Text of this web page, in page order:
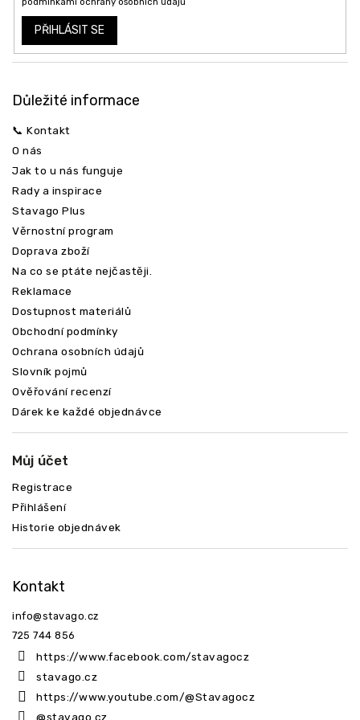
PŘIHLÁSIT SE
Důležité informace
📞 Kontakt
O nás
Jak to u nás funguje
Rady a inspirace
Stavago Plus
Věrnostní program
Doprava zboží
Na co se ptáte nejčastěji.
Reklamace
Dostupnost materiálů
Obchodní podmínky
Ochrana osobních údajů
Slovník pojmů
Ověřování recenzí
Dárek ke každé objednávce
Můj účet
Registrace
Přihlášení
Historie objednávek
Kontakt
info@stavago.cz
725 744 856
https://www.facebook.com/stavagocz
stavago.cz
https://www.youtube.com/@Stavagocz
@stavago.cz